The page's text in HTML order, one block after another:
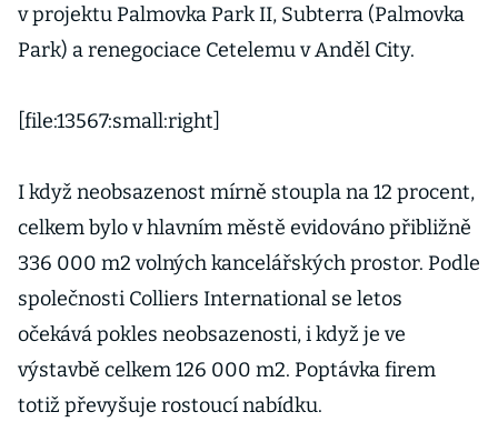
v projektu Palmovka Park II, Subterra (Palmovka
Park) a renegociace Cetelemu v Anděl City.
[file:13567:small:right]
I když neobsazenost mírně stoupla na 12 procent,
celkem bylo v hlavním městě evidováno přibližně
336 000 m2 volných kancelářských prostor. Podle
společnosti Colliers International se letos
očekává pokles neobsazenosti, i když je ve
výstavbě celkem 126 000 m2. Poptávka firem
totiž převyšuje rostoucí nabídku.